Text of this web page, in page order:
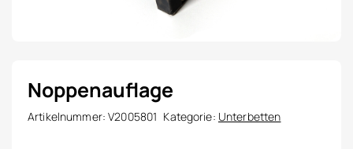
Noppenauflage
Artikelnummer:V2005801 Kategorie: Unterbetten